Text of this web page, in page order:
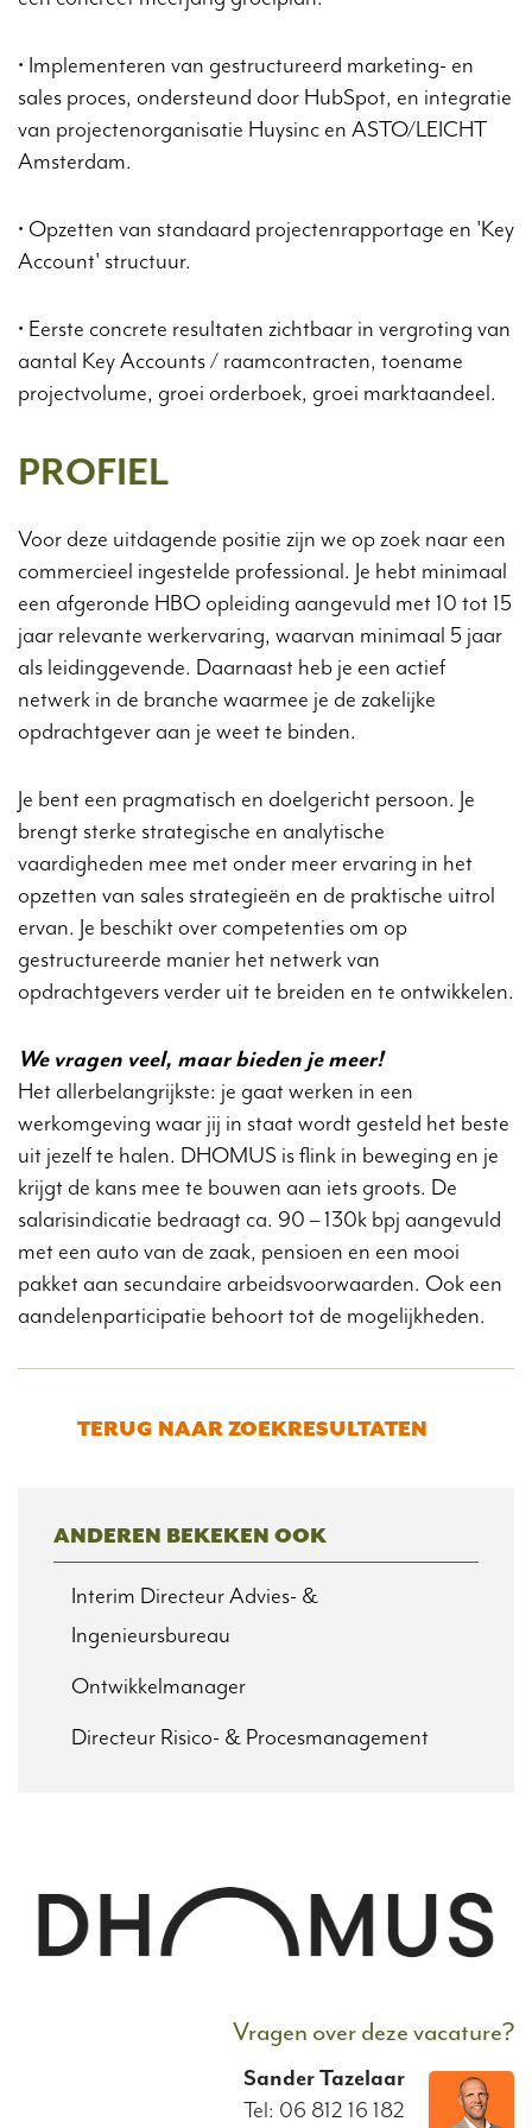
• Implementeren van gestructureerd marketing- en
sales proces, ondersteund door HubSpot, en integratie
van projectenorganisatie Huysinc en ASTO/LEICHT
Amsterdam.
• Opzetten van standaard projectenrapportage en 'Key
Account' structuur.
• Eerste concrete resultaten zichtbaar in vergroting van
aantal Key Accounts / raamcontracten, toename
projectvolume, groei orderboek, groei marktaandeel.
PROFIEL
Voor deze uitdagende positie zijn we op zoek naar een
commercieel ingestelde professional. Je hebt minimaal
een afgeronde HBO opleiding aangevuld met 10 tot 15
jaar relevante werkervaring, waarvan minimaal 5 jaar
als leidinggevende. Daarnaast heb je een actief
netwerk in de branche waarmee je de zakelijke
opdrachtgever aan je weet te binden.
Je bent een pragmatisch en doelgericht persoon. Je
brengt sterke strategische en analytische
vaardigheden mee met onder meer ervaring in het
opzetten van sales strategieën en de praktische uitrol
ervan. Je beschikt over competenties om op
gestructureerde manier het netwerk van
opdrachtgevers verder uit te breiden en te ontwikkelen.
We vragen veel, maar bieden je meer!
Het allerbelangrijkste: je gaat werken in een
werkomgeving waar jij in staat wordt gesteld het beste
uit jezelf te halen. DHOMUS is flink in beweging en je
krijgt de kans mee te bouwen aan iets groots. De
salarisindicatie bedraagt ca. 90 – 130k bpj aangevuld
met een auto van de zaak, pensioen en een mooi
pakket aan secundaire arbeidsvoorwaarden. Ook een
aandelenparticipatie behoort tot de mogelijkheden.
TERUG NAAR ZOEKRESULTATEN
ANDEREN BEKEKEN OOK
Interim Directeur Advies- &
Ingenieursbureau
Ontwikkelmanager
Directeur Risico- & Procesmanagement
Vragen over deze vacature?
SanderTazelaar
Tel: 06 812 16 182